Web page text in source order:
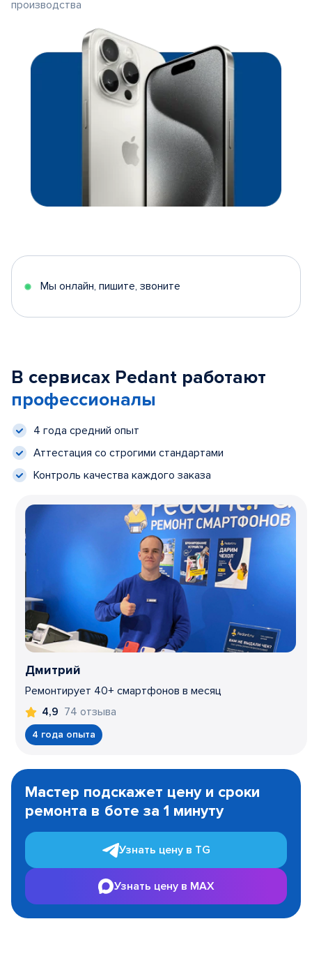
производства
Мы онлайн, пишите, звоните
В сервисах Pedant работают
профессионалы
4 года средний опыт
Аттестация со строгими стандартами
Контроль качества каждого заказа
Дмитрий
Ремонтирует 40+ смартфонов в месяц
4,9 74 отзыва
4 года опыта
1
Мастер подскажет цену и сроки
ремонта в боте за 1 минуту
Узнать цену в TG
Узнать цену в MAX